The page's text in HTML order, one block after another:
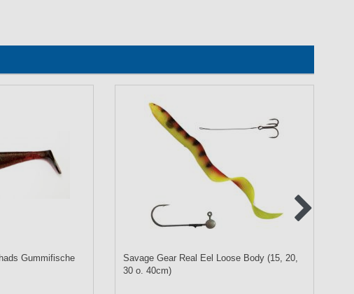
Gummifische
Savage Gear Real Eel Loose Body (15, 20,
30 o. 40cm)